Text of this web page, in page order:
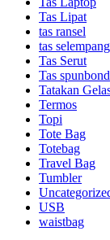
Tas Lipat
tas ransel
tas selempang
Tas Serut
Tas spunbond
Tatakan
Termos
Topi
Tote Bag
Totebag
Travel Bag
Tumbler
USB
waistbag